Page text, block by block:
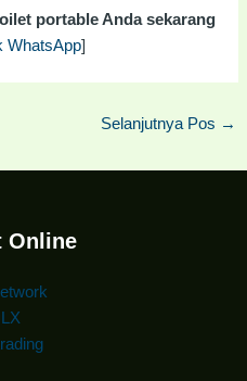
portable Anda sekarang
WhatsApp]
Selanjutnya Pos →
Online